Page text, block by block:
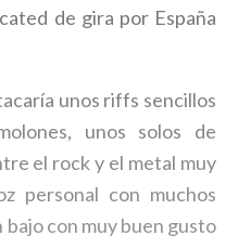
de gira por España
unos riffs sencillos
unos solos de
el rock y el metal muy
personal con muchos
con muy buen gusto